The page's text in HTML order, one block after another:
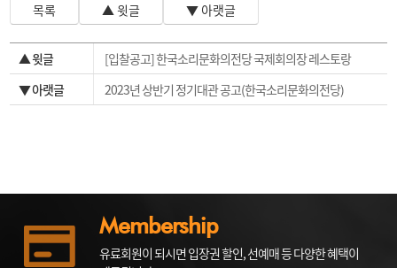
목록 ▲ 윗글 ▼ 아랫글
▲ 윗글
[입찰공고] 한국소리문화의전당 국제회의장 레스토랑
▼ 아랫글
2023년 상반기 정기대관 공고(한국소리문화의전당)
Membership
유료회원이 되시면 입장권 할인, 선예매 등 다양한 혜택이